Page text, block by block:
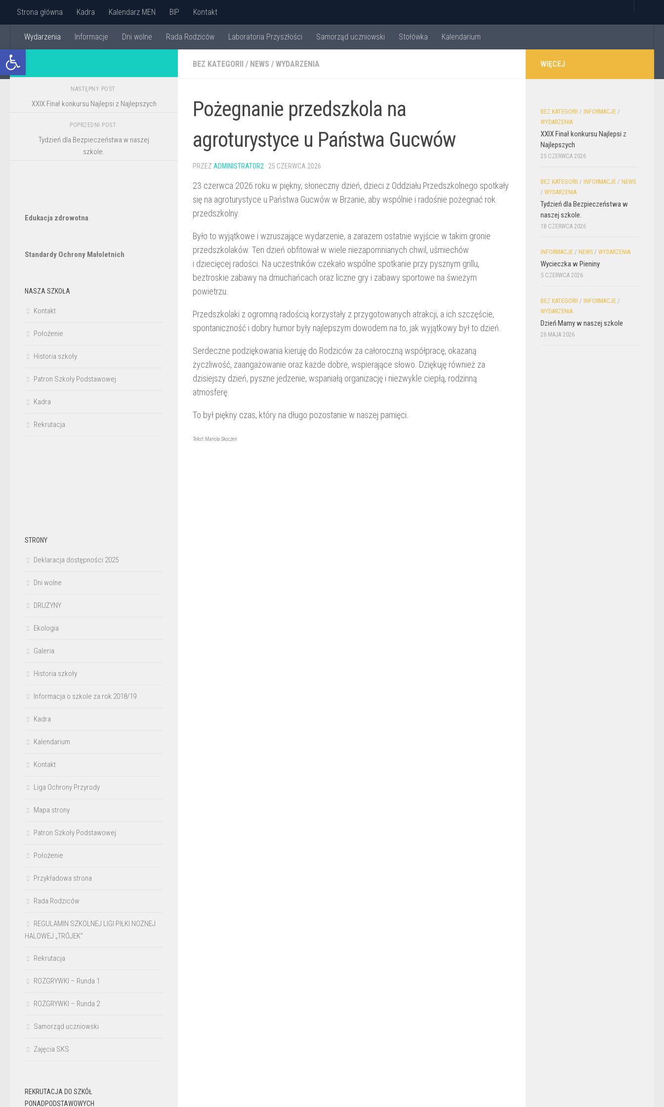
Przejdź do treści
Strona główna Kadra Kalendarz MEN BIP Kontakt
Wydarzenia Informacje Dni wolne Rada Rodziców Laboratoria Przyszłości Samorząd uczniowski Stołówka Kalendarium
BEZ KATEGORII / NEWS / WYDARZENIA
Pożegnanie przedszkola na
agroturystyce u Państwa Gucwów
PRZEZ ADMINISTRATOR2 · 25 CZERWCA 2026
23 czerwca 2026 roku w piękny, słoneczny dzień, dzieci z Oddziału Przedszkolnego spotkały
się na agroturystyce u Państwa Gucwów w Brzanie, aby wspólnie i radośnie pożegnać rok
przedszkolny.
Było to wyjątkowe i wzruszające wydarzenie, a zarazem ostatnie wyjście w takim gronie
przedszkolaków. Ten dzień obfitował w wiele niezapomnianych chwil, uśmiechów
i dziecięcej radości. Na uczestników czekało wspólne spotkanie przy pysznym grillu,
beztroskie zabawy na dmuchańcach oraz liczne gry i zabawy sportowe na świeżym
powietrzu.
Przedszkolaki z ogromną radością korzystały z przygotowanych atrakcji, a ich szczęście,
spontaniczność i dobry humor były najlepszym dowodem na to, jak wyjątkowy był to dzień.
Serdeczne podziękowania kieruję do Rodziców za całoroczną współpracę, okazaną
życzliwość, zaangażowanie oraz każde dobre, wspierające słowo. Dziękuję również za
dzisiejszy dzień, pyszne jedzenie, wspaniałą organizację i niezwykle ciepłą, rodzinną
atmosferę.
To był piękny czas, który na długo pozostanie w naszej pamięci.
Tekst: Mariola Skoczeń
NASTĘPNY POST
XXIX Finał konkursu Najlepsi z Najlepszych
POPRZEDNI POST
Tydzień dla Bezpieczeństwa w naszej
szkole.
Edukacja zdrowotna
Standardy Ochrony Małoletnich
NASZA SZKOŁA
Kontakt
Położenie
Historia szkoły
Patron Szkoły Podstawowej
Kadra
Rekrutacja
STRONY
Deklaracja dostępności 2025
Dni wolne
DRUŻYNY
Ekologia
Galeria
Historia szkoły
Informacja o szkole za rok 2018/19
Kadra
Kalendarium
Kontakt
Liga Ochrony Przyrody
Mapa strony
Patron Szkoły Podstawowej
Położenie
Przykładowa strona
Rada Rodziców
REGULAMIN SZKOLNEJ LIGI PIŁKI NOŻNEJ
HALOWEJ „TRÓJEK”
Rekrutacja
ROZGRYWKI – Runda 1
ROZGRYWKI – Runda 2
Samorząd uczniowski
Zajęcia SKS
REKRUTACJA DO SZKÓŁ
PONADPODSTAWOWYCH
WIĘCEJ
BEZ KATEGORII / INFORMACJE /
WYDARZENIA
XXIX Finał konkursu Najlepsi z
Najlepszych
25 CZERWCA 2026
BEZ KATEGORII / INFORMACJE / NEWS
/ WYDARZENIA
Tydzień dla Bezpieczeństwa w
naszej szkole.
18 CZERWCA 2026
INFORMACJE / NEWS / WYDARZENIA
Wycieczka w Pieniny
5 CZERWCA 2026
BEZ KATEGORII / INFORMACJE /
WYDARZENIA
Dzień Mamy w naszej szkole
26 MAJA 2026
Otwórz pasek narzędzi